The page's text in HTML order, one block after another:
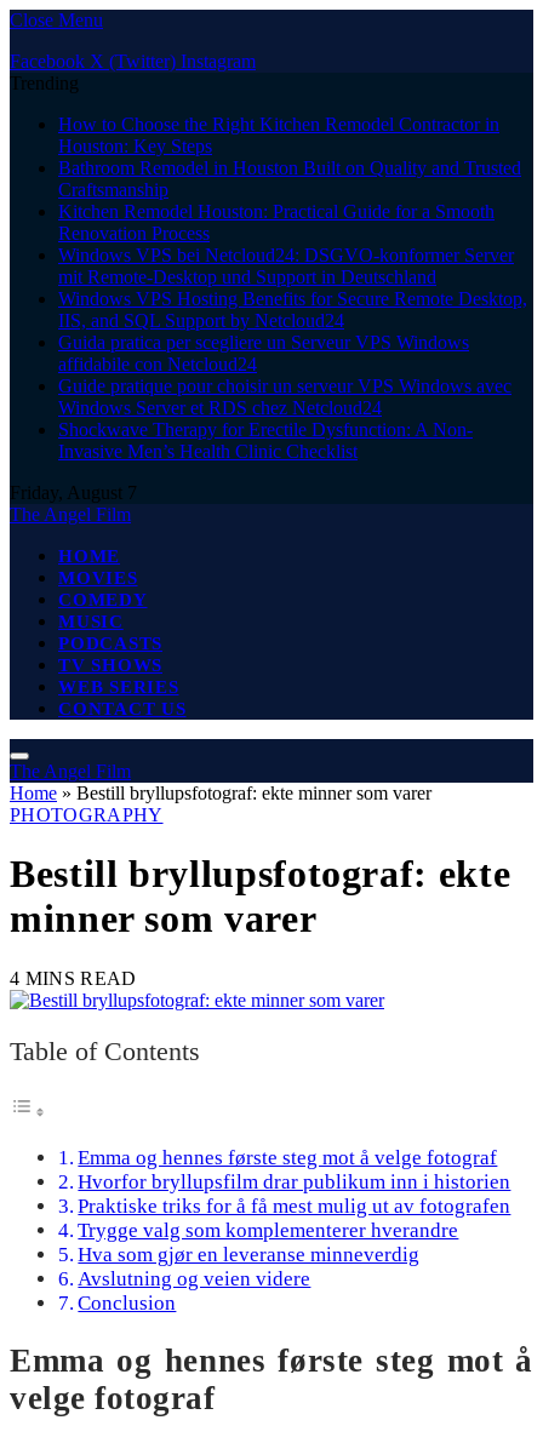
Close Menu
Facebook X (Twitter) Instagram
Trending
How to Choose the Right Kitchen Remodel Contractor in
Houston: Key Steps
Bathroom Remodel in Houston Built on Quality and Trusted
Craftsmanship
Kitchen Remodel Houston: Practical Guide for a Smooth
Renovation Process
Windows VPS bei Netcloud24: DSGVO-konformer Server
mit Remote-Desktop und Support in Deutschland
Windows VPS Hosting Benefits for Secure Remote Desktop,
IIS, and SQL Support by Netcloud24
Guida pratica per scegliere un Serveur VPS Windows
affidabile con Netcloud24
Guide pratique pour choisir un serveur VPS Windows avec
Windows Server et RDS chez Netcloud24
Shockwave Therapy for Erectile Dysfunction: A Non-
Invasive Men’s Health Clinic Checklist
Friday, August 7
The Angel Film
HOME
MOVIES
COMEDY
MUSIC
PODCASTS
TV SHOWS
WEB SERIES
CONTACT US
The Angel Film
Home » Bestill bryllupsfotograf: ekte minner som varer
PHOTOGRAPHY
Bestill bryllupsfotograf: ekte
minner som varer
4 MINS READ
Table of Contents
Emma og hennes første steg mot å velge fotograf
Hvorfor bryllupsfilm drar publikum inn i historien
Praktiske triks for å få mest mulig ut av fotografen
Trygge valg som komplementerer hverandre
Hva som gjør en leveranse minneverdig
Avslutning og veien videre
Conclusion
Emma og hennes første steg mot å
velge fotograf